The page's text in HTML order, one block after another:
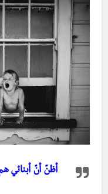
أظنّ أنّ أبنائي